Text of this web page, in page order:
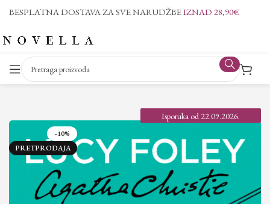
BESPLATNA DOSTAVA ZA SVE NARUDŽBEIZNAD 28,90€
Isporuka od 22.09.2026.
-10%
PRETPRODAJA